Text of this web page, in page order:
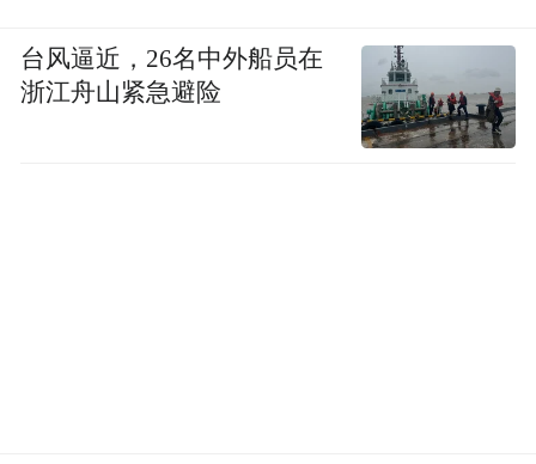
台风逼近，26名中外船员在
浙江舟山紧急避险